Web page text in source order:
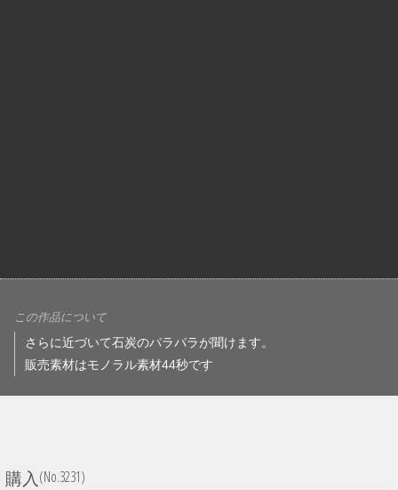
この作品について
さらに近づいて石炭のパラパラが聞けます。
販売素材はモノラル素材44秒です
購入(No.3231)